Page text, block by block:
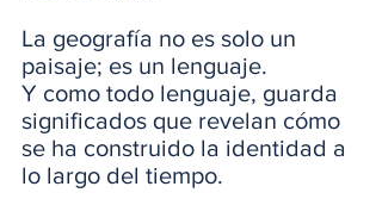
La geografía no es solo un
paisaje; es un lenguaje.
Y como todo lenguaje, guarda
significados que revelan cómo
se ha construido la identidad a
lo largo del tiempo.